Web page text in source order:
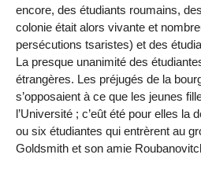
encore, des étudiants roumains,
colonie était alors vivante et
persécutions tsaristes) et des
La presque unanimité des
étrangères. Les préjugés de la
s’opposaient à ce que les jeunes
l’Université ; c’eût été pour elles la
ou six étudiantes qui entrèrent au
Goldsmith et son amie